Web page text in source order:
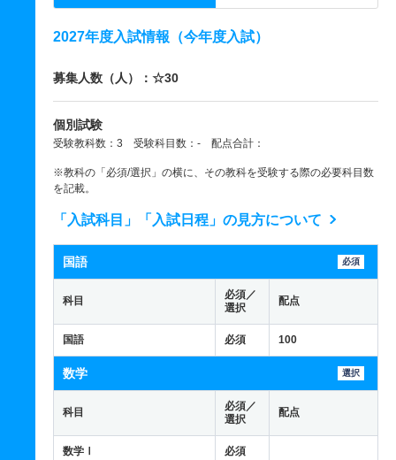
2027年度入試情報（今年度入試）
募集人数（人）：☆30
個別試験
受験教科数：3 受験科目数：- 配点合計：
※教科の「必須/選択」の横に、その教科を受験する際の必要科目数
を記載。
「入試科目」「入試日程」の見方について
国語 必須
科目
必須／
選択
配点
国語 必須 100
数学 選択
科目
必須／
選択
配点
数学Ⅰ
必須